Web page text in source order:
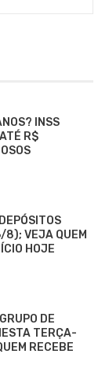
INSS
R$
8); VEJA QUEM
HOJE
DE
TERÇA-
RECEBE